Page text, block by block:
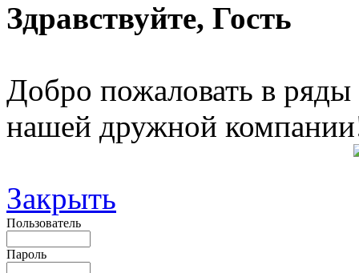
Здравствуйте, Гость
Добро пожаловать в ряды
нашей дружной
Закрыть
Пользователь
Пароль